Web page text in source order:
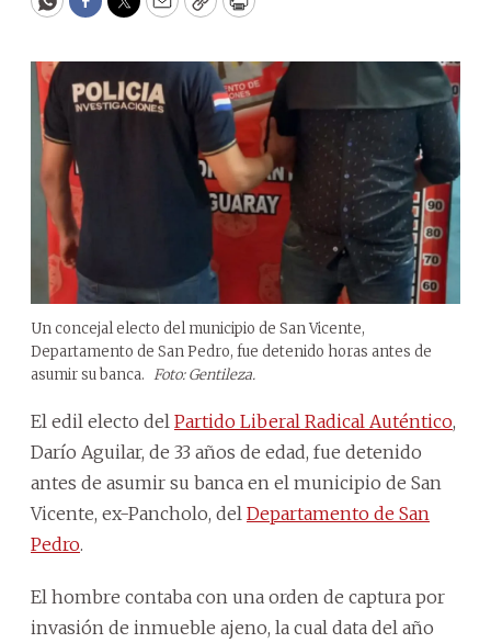
WhatsApp
Facebook
Twitter
EmailCopyPrint
Un concejal electo del municipio de San Vicente,
Departamento de San Pedro, fue detenido horas antes de
asumir su banca. Foto: Gentileza.
El edil electo del Partido Liberal Radical Auténtico,
Darío Aguilar, de 33 años de edad, fue detenido
antes de asumir su banca en el municipio de San
Vicente, ex-Pancholo, del Departamento de San
Pedro.
El hombre contaba con una orden de captura por
invasión de inmueble ajeno, la cual data del año